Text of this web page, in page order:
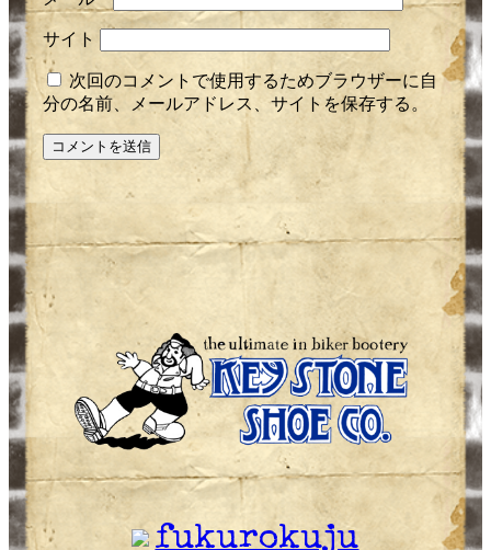
サイト
次回のコメントで使用するためブラウザーに自
分の名前、メールアドレス、サイトを保存する。
fukurokuju